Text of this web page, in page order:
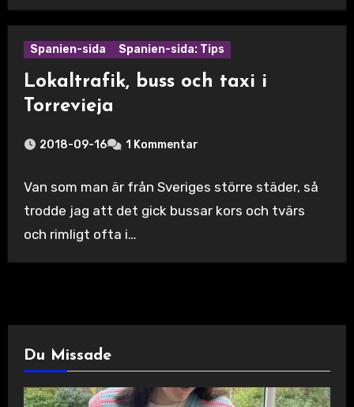
Spanien-sida Spanien-sida: Tips
Lokaltrafik, buss och taxi i
Torrevieja
2018-09-16 1 Kommentar
Van som man är från Sveriges större städer, så
trodde jag att det gick bussar kors och tvärs
och rimligt ofta i…
Du Missade